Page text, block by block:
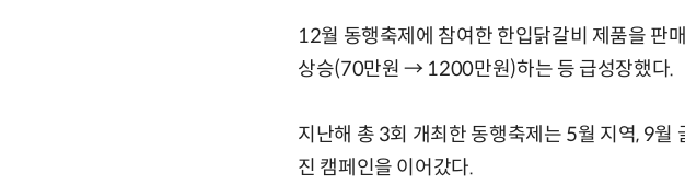
12월 동행축제에 참여한 한입닭갈비 제품을 판
상승(70만원 → 1200만원)하는 등 급성장했다.
지난해 총 3회 개최한 동행축제는 5월 지역, 9
진 캠페인을 이어갔다.